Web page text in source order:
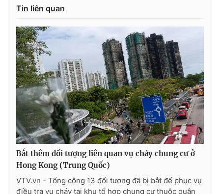
Theo dõi báo trên
Cơ quan chủ quản:Đài Truyền hình Việt Nam
Cơ quan báo chí:Thời báo VTV
Giấy phép hoạt động báo in và báo điện tử số 483/GP-BTTTT
cấp ngày 29/12/2023
Tổng Biên tập: Vũ Thanh Thủy
Phó Tổng Biên tập:Nguyễn Thị Mỹ Hạnh, Phạm Quốc Thắng,
Nguyễn Trọng Ninh
Tổng đài VTV:024.38 355 931 - 024.38 355 932
Tin liên quan
Bắt thêm đối tượng liên quan vụ cháy chung cư ở
Hong Kong (Trung Quốc)
VTV.vn - Tổng cộng 13 đối tượng đã bị bắt để phục vụ
điều tra vụ cháy tại khu tổ hợp chung cư thuộc quận